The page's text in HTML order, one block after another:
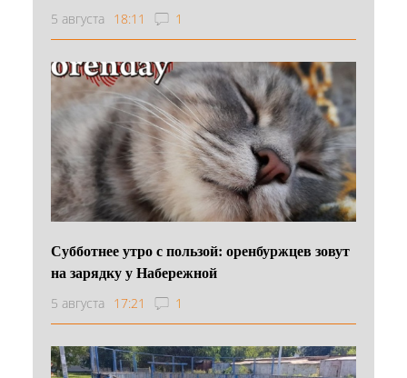
5 августа 18:11 1
Субботнее утро с пользой: оренбуржцев зовут
на зарядку у Набережной
5 августа 17:21 1